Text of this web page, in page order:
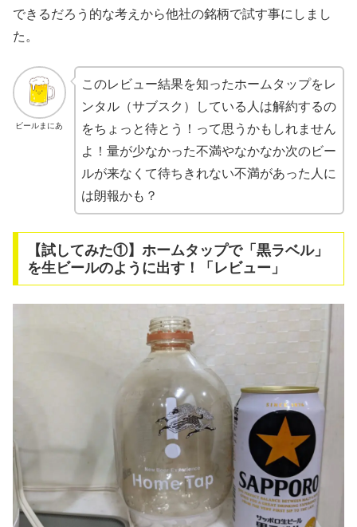
できるだろう的な考えから他社の銘柄で試す事にしまし
た。
ビールまにあ
このレビュー結果を知ったホームタップをレ
ンタル（サブスク）している人は解約するの
をちょっと待とう！って思うかもしれません
よ！量が少なかった不満やなかなか次のビー
ルが来なくて待ちきれない不満があった人に
は朗報かも？
【試してみた①】ホームタップで「黒ラベル」
を生ビールのように出す！「レビュー」